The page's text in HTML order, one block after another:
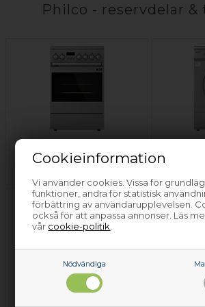
Cookieinformation
Vi använder cookies. Vissa för
funktioner, andra för statistisk
förbättring av användarupplevelsen.
också för att anpassa annonser. Läs
vår cookie-politik
Nödvändiga
Philco - reservdelar
Philco